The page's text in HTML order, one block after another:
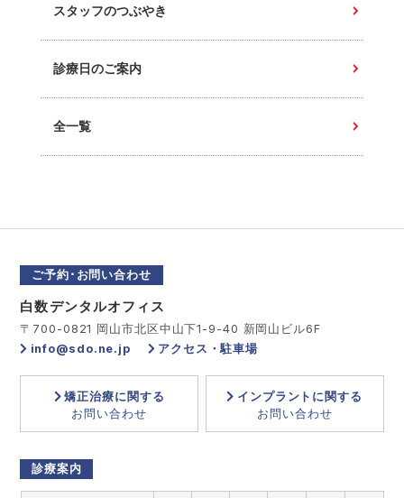
スタッフのつぶやき
診療日のご案内
全一覧
ご予約･お問い合わせ
白数デンタルオフィス
〒700-0821 岡山市北区中山下1-9-40 新岡山ビル6F
info@sdo.ne.jp
アクセス・駐車場
矯正治療に関する
お問い合わせ
インプラントに関する
お問い合わせ
診療案内